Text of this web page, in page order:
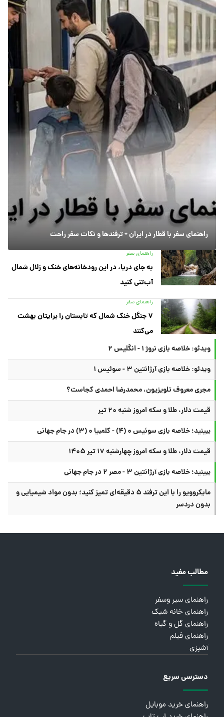
راهنمای سفر با قطار در ایران + ترفندها و نکات سفر راحت
راهنمای سفر
به جای دریا، در این رودخانه‌های خنک و زلال شمال
آب‌تنی کنید
راهنمای سفر
۷ جنگل خنک شمال که تابستان را برایتان بهشت
می‌کنند
ویدئو: خلاصه بازی نروژ ۱ - انگلیس ۲
ویدئو: خلاصه بازی آرژانتین ۳ - سوئیس ۱
مجری معروف تلویزیون، محمدرضا احمدی کجاست؟
قیمت دلار، طلا و سکه امروز شنبه ۲۰ تیر
ببینید؛ خلاصه بازی سوئیس ۰ (۴) - کلمبیا ۰ (۳) در جام جهانی
قیمت دلار، طلا و سکه امروز چهارشنبه ۱۷ تیر ۱۴۰۵
ببینید؛ خلاصه بازی آرژانتین ۳ - مصر ۲ در جام جهانی
مایکروویو را با این ترفند ۵ دقیقه‌ای تمیز کنید؛ بدون مواد شیمیایی و
بدون دردسر
مطالب مفید
راهنمای سیر وسفر
راهنمای خانه شیک
راهنمای گل و گیاه
راهنمای فیلم
آشپزی
دسترسی سریع
راهنمای خرید موبایل